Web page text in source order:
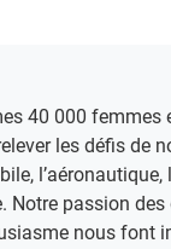
40 000 femmes
les défis de
Notre passion
nous font